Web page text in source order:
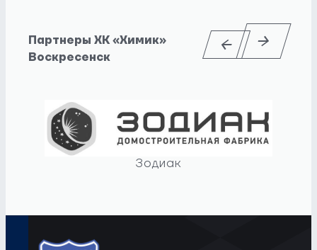
Партнеры ХК «Химик»
Воскресенск
Зодиак